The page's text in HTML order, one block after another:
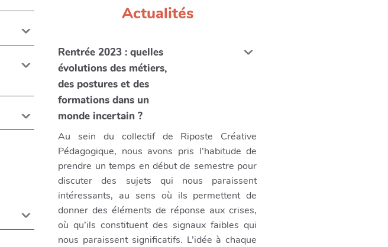
Actualités
Rentrée 2023 : quelles
évolutions des métiers,
des postures et des
formations dans un
monde incertain ?
Au sein du collectif de Riposte Créative
Pédagogique, nous avons pris l’habitude de
prendre un temps en début de semestre pour
discuter des sujets qui nous paraissent
intéressants, au sens où ils permettent de
donner des éléments de réponse aux crises,
où qu’ils constituent des signaux faibles qui
nous paraissent significatifs. L’idée à chaque